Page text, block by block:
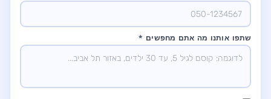
שתפו אותנו מה אתם מחפשים *